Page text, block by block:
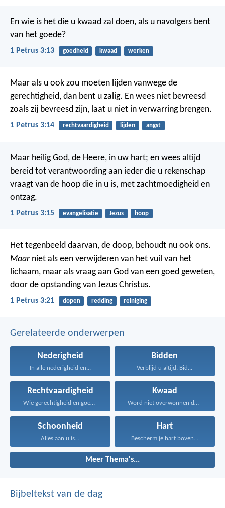
En wie is het die u kwaad zal doen, als u navolgers bent
van het goede?
1 Petrus 3:13 goedheid kwaad werken
Maar als u ook zou moeten lijden vanwege de
gerechtigheid, dan bent u zalig. En wees niet bevreesd
zoals zij bevreesd zijn, laat u niet in verwarring brengen.
1 Petrus 3:14 rechtvaardigheid lijden angst
Maar heilig God, de Heere, in uw hart; en wees altijd
bereid tot verantwoording aan ieder die u rekenschap
vraagt van de hoop die in u is, met zachtmoedigheid en
ontzag.
1 Petrus 3:15 evangelisatie Jezus hoop
Het tegenbeeld daarvan, de doop, behoudt nu ook ons.
Maarniet als een verwijderen van het vuil van het
lichaam, maar als vraag aan God van een goed geweten,
door de opstanding van Jezus Christus.
1 Petrus 3:21 dopen redding reiniging
Gerelateerde onderwerpen
Nederigheid
In alle nederigheid en...
Bidden
Verblijd u altijd. Bid...
Rechtvaardigheid
Wie gerechtigheid en goedertierenheid...
Kwaad
Word niet overwonnen door...
Schoonheid
Alles aan u is...
Hart
Bescherm je hart boven...
Meer Thema's...
Bijbeltekst van de dag